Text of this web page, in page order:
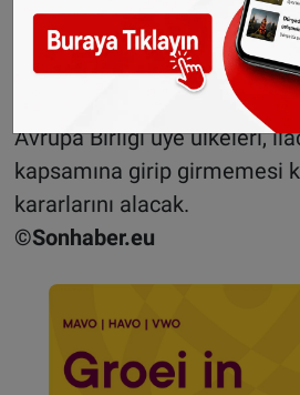
önemli. Özellikle ergenlik
obezite nedeniyle ciddi
geliştirebiliyor.” ifadelerini
Avrupa Birliği üye ülkeleri,
kapsamına girip girmemesi
kararlarını alacak.
©Sonhaber.eu